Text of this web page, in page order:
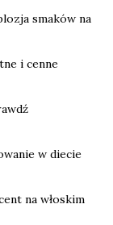
smaków na
i cenne
w diecie
na włoskim